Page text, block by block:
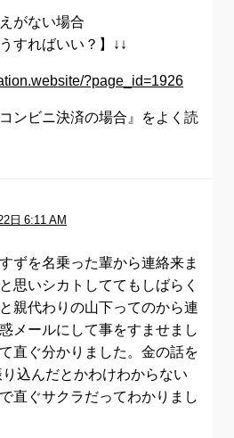
がない場合
すればいい？】↓↓
?page_id=1926
ンビニ決済の場合』をよく読
日 6:11 AM
ずを名乗った輩から連絡来ま
思いシカトしててもしばらく
親代わりの山下ってのから連
メールにして事をすませまし
直ぐ分かりました。金の話を
込んだとかわけわからない
直ぐサクラだってわかりまし